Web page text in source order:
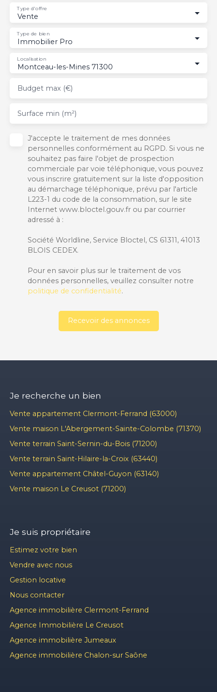
Vente
Type d'offre
Immobilier Pro
Type de bien
Montceau-les-Mines 71300
Localisation
Budget max (€)
Surface min (m²)
J'accepte le traitement de mes données
personnelles conformément au RGPD. Si vous ne
souhaitez pas faire l'objet de prospection
commerciale par voie téléphonique, vous pouvez
vous inscrire gratuitement sur la liste d'opposition
au démarchage téléphonique, prévu par l'article
L223-1 du code de la consommation, sur le site
Internet www.bloctel.gouv.fr ou par courrier
adressé à :
Société Worldline, Service Bloctel, CS 61311, 41013
BLOIS CEDEX.
Pour en savoir plus sur le traitement de vos
données personnelles, veuillez consulter notre
politique de confidentialité.
Recevoir des annonces
Je recherche un bien
Vente appartement Clermont-Ferrand (63000)
Vente maison L'Abergement-Sainte-Colombe (71370)
Vente terrain Saint-Sernin-du-Bois (71200)
Vente terrain Saint-Hilaire-la-Croix (63440)
Vente appartement Châtel-Guyon (63140)
Vente maison Le Creusot (71200)
Je suis propriétaire
Estimez votre bien
Vendre avec nous
Gestion locative
Nous contacter
Agence immobilière Clermont-Ferrand
Agence Immobilière Le Creusot
Agence immobilière Jumeaux
Agence immobilière Chalon-sur Saône